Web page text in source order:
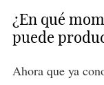
¿En qué
puede
Ahora que ya